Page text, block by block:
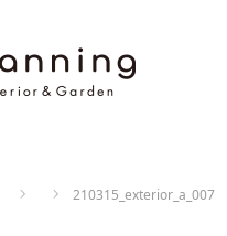
210315_exterior_a_007